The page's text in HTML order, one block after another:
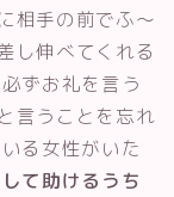
相手の前でふ〜
し伸べてくれる
ずお礼を言う
言うことを忘れ
る女性がいた
て助けるうち